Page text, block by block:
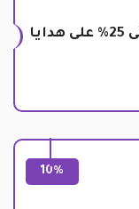
كود خصم موقع رسيل خصومات حتى 25% على هدايا
10%